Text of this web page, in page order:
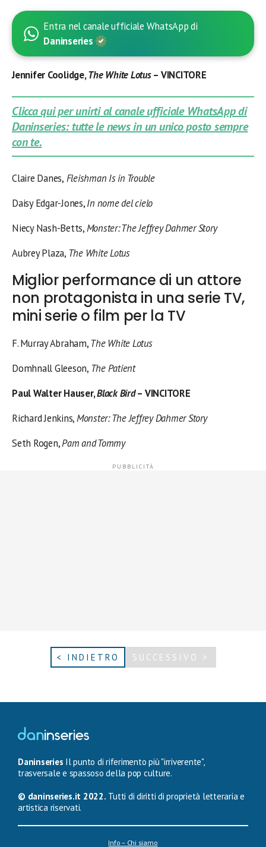
Entra nel canale ufficiale WhatsApp di
Daninseries
Jennifer Coolidge,The White Lotus– VINCITORE
Clicca qui per unirti al canale ufficiale WhatsApp di
Daninseries: tutte le news in un unico posto sempre
con te.
Claire Danes, Fleishman Is in Trouble
Daisy Edgar-Jones,In nome del cielo
Niecy Nash-Betts,Monster: The Jeffrey Dahmer Story
Aubrey Plaza, The White Lotus
Miglior performance di un attore
non protagonista in una serie TV,
mini serie o film per la TV
F. Murray Abraham, The White Lotus
Domhnall Gleeson, The Patient
Paul Walter Hauser,Black Bird– VINCITORE
Richard Jenkins,Monster: The Jeffrey Dahmer Story
Seth Rogen,Pam and Tommy
< INDIETRO SUCCESSIVO >
Daninseries Il punto di riferimento più "irriverente",
trasversale e spassoso della pop culture.
© daninseries.it 2022. Tutti di diritti di proprietà letteraria e
artistica riservati.
Info – Chi siamo